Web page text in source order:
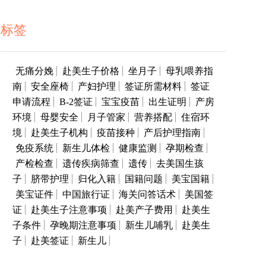
标签
无痛分娩 赴美生子价格 坐月子
母乳喂养指
南
安全座椅 产妇护理 签证所需材料
签证
申请流程
B-2签证 宝宝疫苗 出生证明
产房
环境
母婴安全 月子管家 营养搭配
住宿环
境
赴美生子机构 疫苗接种
产后护理指南
免疫系统
新生儿体检 健康监测
孕期检查
产检检查
遗传疾病筛查 遗传
去美国生孩
子
脐带护理 归化入籍 国籍问题
美宝国籍
美宝证件
中国旅行证 海关问答话术
美国签
证
赴美生子注意事项 赴美产子费用
赴美生
子条件
孕晚期注意事项 新生儿哺乳
赴美生
子
赴美签证 新生儿